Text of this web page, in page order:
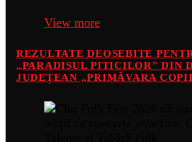
View more
REZULTATE DEOSEBITE
„PARADISUL PITICILOR” DIN
JUDEȚEAN „PRIMĂVARA